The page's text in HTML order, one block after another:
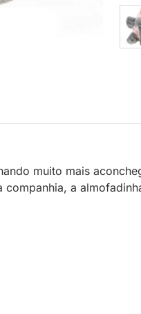
muito mais
a